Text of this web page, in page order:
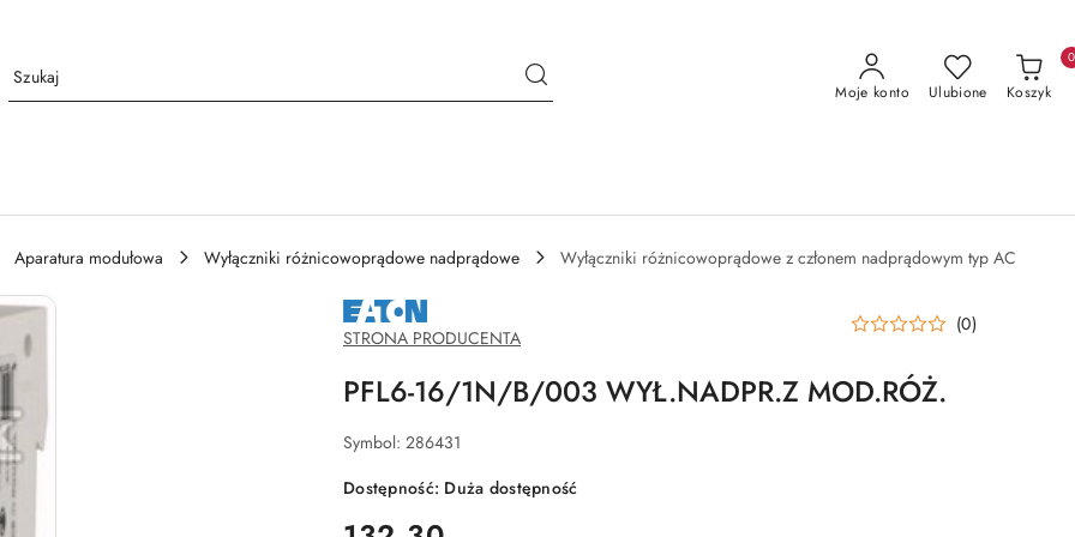
Moje konto Ulubione Koszyk
0
Aparatura modułowa Wyłączniki różnicowoprądowe nadprądowe
Wyłączniki różnicowoprądowe z członem nadprądowym typ AC
NAZWA
PRODUCENTA:
EATON
STRONA PRODUCENTA
(0)
PFL6-16/1N/B/003 WYŁ.NADPR.Z MOD.RÓŻ.
Symbol: 286431
Dostępność: Duża dostępność